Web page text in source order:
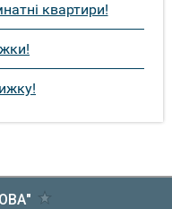
квартири!